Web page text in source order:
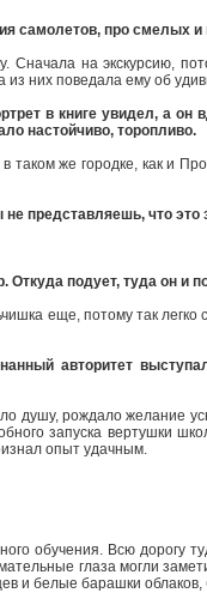
самолетов, про смелых
на экскурсию,
из них поведала ему об
в книге увидел, а
настойчиво, торопливо.
же городке, как и
представляешь, что это
подует, туда он и
еще, потому так
авторитет
рождало желание
запуска вертушки
опыт удачным.
обучения. Всю дорогу
глаза могли
и белые барашки